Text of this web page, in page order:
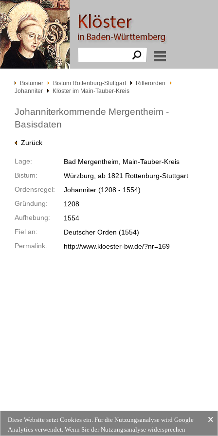
Bistümer Bistum Rottenburg-Stuttgart
Ritterorden
Johanniter
Klöster im Main-Tauber-Kreis
Johanniterkommende Mergentheim -
Basisdaten
Zurück
Lage:
Bad Mergentheim, Main-Tauber-Kreis
Bistum:
Würzburg, ab 1821 Rottenburg-Stuttgart
Ordensregel:
Johanniter (1208 - 1554)
Gründung:
1208
Aufhebung:
1554
Fiel an:
Deutscher Orden (1554)
Permalink:
http://www.kloester-bw.de/?nr=169
Diese Website setzt Cookies ein. Für die Nutzungsanalyse wird Google
Analytics verwendet. Wenn Sie der Nutzungsanalyse widersprechen